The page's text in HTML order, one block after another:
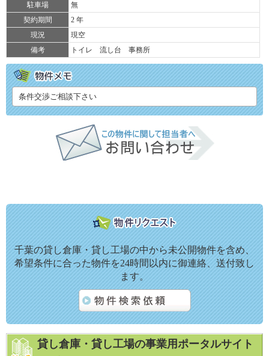
駐車場
無
契約期間
2 年
現況
現空
備考
トイレ 流し台 事務所
条件交渉ご相談下さい
千葉の貸し倉庫・貸し工場の中から未公開物件を含め、
希望条件に合った物件を24時間以内に御連絡、送付致し
ます。
貸し倉庫・貸し工場の事業用ポータルサイト